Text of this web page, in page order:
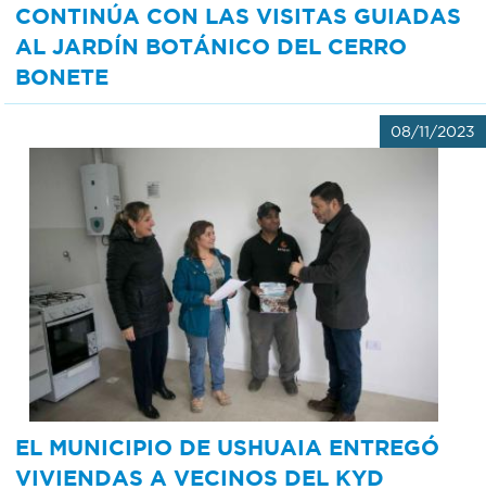
CONTINÚA CON LAS VISITAS GUIADAS
AL JARDÍN BOTÁNICO DEL CERRO
BONETE
08/11/2023
EL MUNICIPIO DE USHUAIA ENTREGÓ
VIVIENDAS A VECINOS DEL KYD